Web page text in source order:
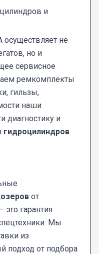
и
не
но и
сервисное
ремкомплекты
гильзы,
наши
диагностику и
гидроцилиндров
от
гарантия
Мы
из
подход от подбора